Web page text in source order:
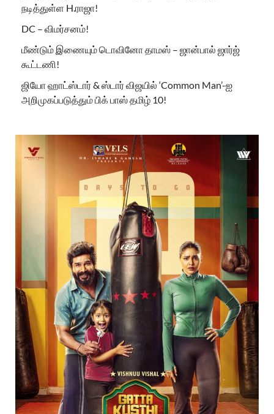
நடித்துள்ள H.ராஜா!
DC – விமர்சனம்!
மீண்டும் இணையும் டொவினோ தாமஸ் – ஜான்பால் ஜார்ஜ்
கூட்டணி!
ஜியோ ஹாட்ஸ்டார் & ஸ்டார் விஜயில் ‘Common Man’-ஐ
அறிமுகப்படுத்தும் பிக் பாஸ் தமிழ் 10!